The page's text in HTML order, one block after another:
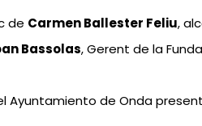
de Carmen Ballester Feliu,
Bassolas, Gerent de la
Ayuntamiento de Onda